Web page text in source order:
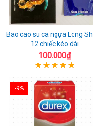
Bao cao su cá ngựa Long
12 chiếc kéo dài
100.000₫
-9%